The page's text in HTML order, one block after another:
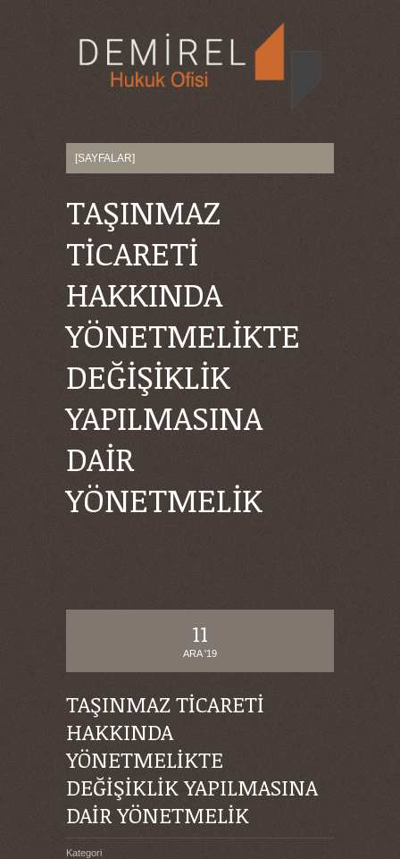
TAŞINMAZ
TİCARETİ
HAKKINDA
YÖNETMELİKTE
DEĞİŞİKLİK
YAPILMASINA
DAİR
YÖNETMELİK
11
ARA '19
TAŞINMAZ TİCARETİ
HAKKINDA
YÖNETMELİKTE
DEĞİŞİKLİK YAPILMASINA
DAİR YÖNETMELİK
Kategori